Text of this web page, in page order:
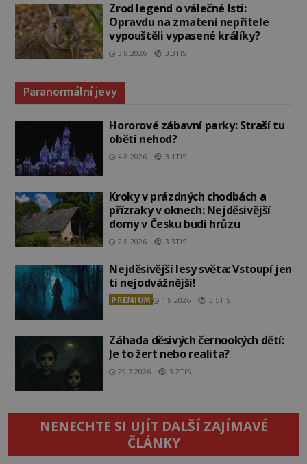
Zrod legend o válečné lsti:
Opravdu na zmatení nepřítele
vypouštěli vypasené králíky?
3.8.2026 3.3TIS
Paranormální jevy
Hororové zábavní parky: Straší tu
oběti nehod?
4.8.2026 3.1TIS
Kroky v prázdných chodbách a
přízraky v oknech: Nejděsivější
domy v Česku budí hrůzu
2.8.2026 3.3TIS
Nejděsivější lesy světa: Vstoupí jen
ti nejodvážnější!
PREMIUM 1.8.2026 3.5TIS
Záhada děsivých černookých dětí:
Je to žert nebo realita?
29.7.2026 3.2TIS
NENECHTE SI UJÍT DALŠÍ ZAJÍMAVÉ
ČLÁNKY